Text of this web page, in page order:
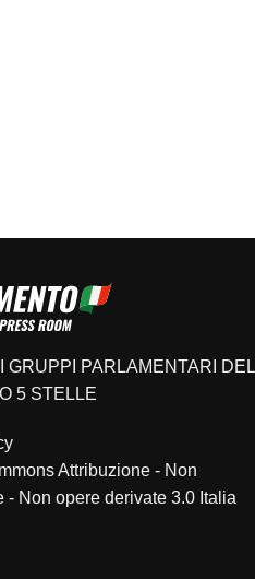
GRUPPI PARLAMENTARI DEL
5 STELLE
Attribuzione - Non
- Non opere derivate 3.0 Italia